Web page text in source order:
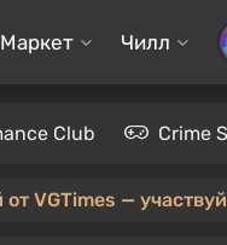
Маркет Чилл
Club Crime
VGTimes —